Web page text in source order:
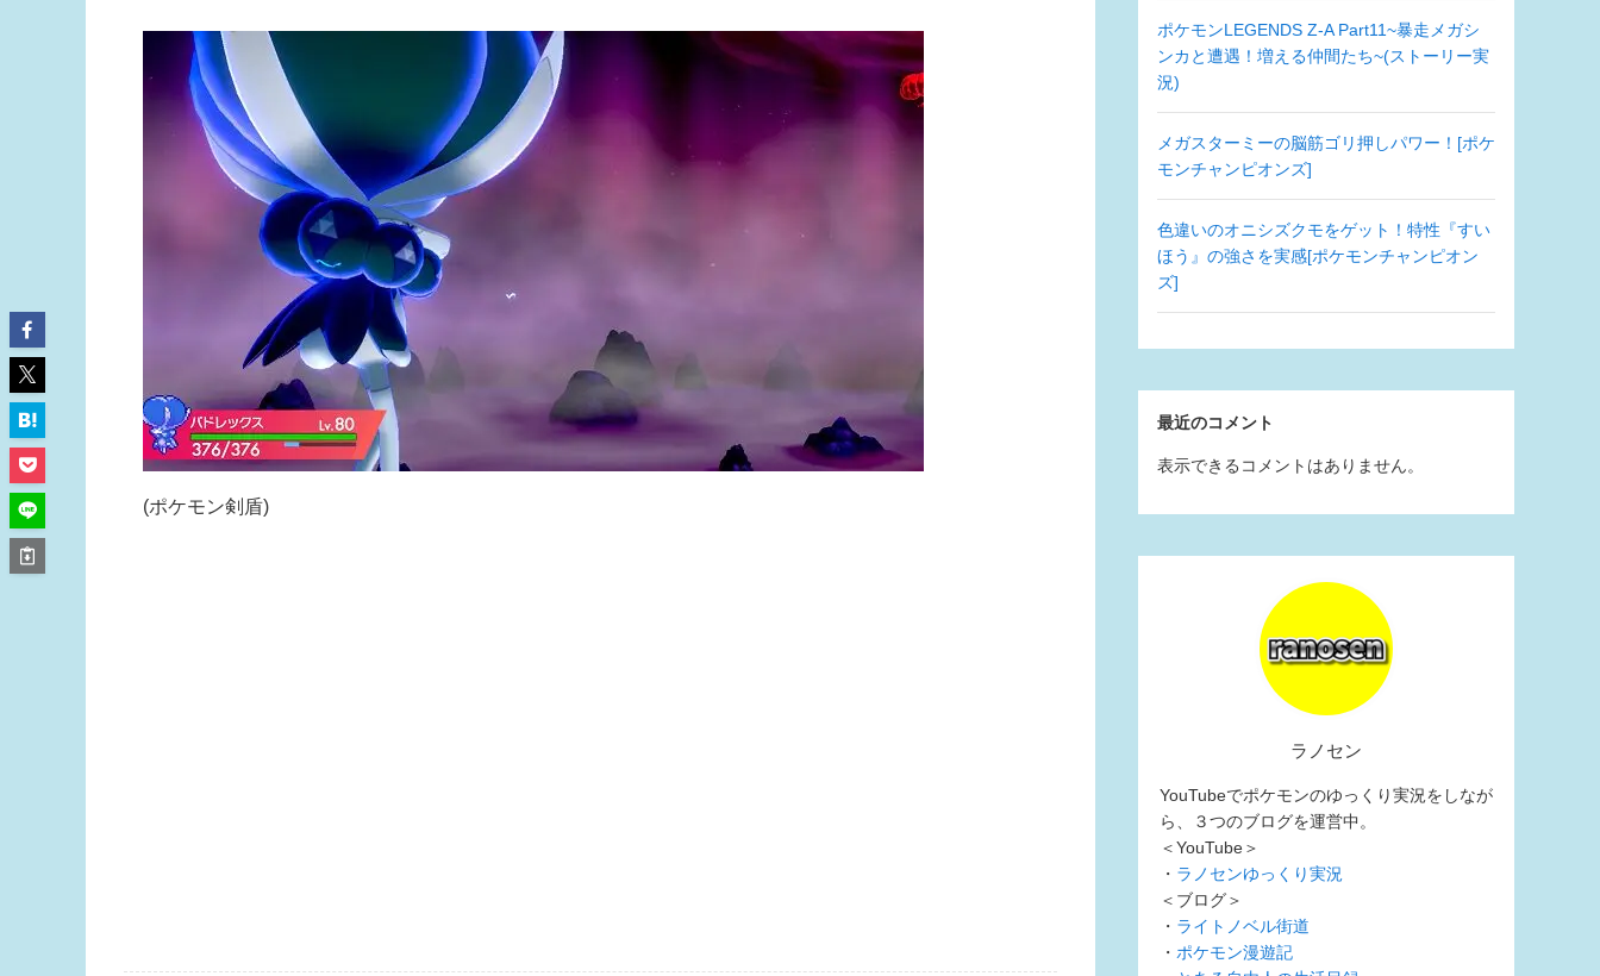
(ポケモン剣盾)
ポケモンLEGENDS Z-A Part11~暴走メガシ
ンカと遭遇！増える仲間たち~(ストーリー実
況)
メガスターミーの脳筋ゴリ押しパワー！[ポケ
モンチャンピオンズ]
色違いのオニシズクモをゲット！特性『すい
ほう』の強さを実感[ポケモンチャンピオン
ズ]
最近のコメント
表示できるコメントはありません。
ラノセン
YouTubeでポケモンのゆっくり実況をしなが
ら、３つのブログを運営中。
＜YouTube＞
・ ラノセンゆっくり実況
＜ブログ＞
・ ライトノベル街道
・ ポケモン漫遊記